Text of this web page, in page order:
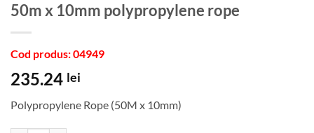
50m x 10mm polypropylene rope
Cod produs: 04949
235.24 lei
Polypropylene Rope (50M x 10mm)